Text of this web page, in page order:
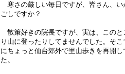
寒さの厳しい毎日ですが、皆さん、い
ごしですか？
散策好きの院長ですが、実は、このと
り山に登ったりしてませんでした。そこ
にちょっと仙台郊外で里山歩きを再開し
た。